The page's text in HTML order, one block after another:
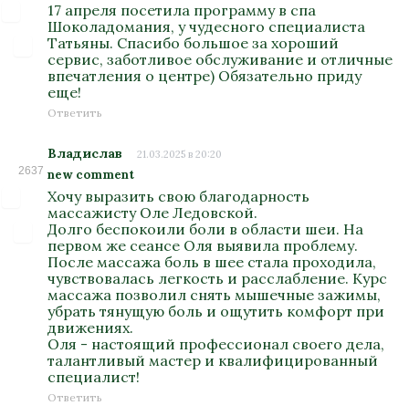
17 апреля посетила программу в спа
Шоколадомания, у чудесного специалиста
Татьяны. Спасибо большое за хороший
сервис, заботливое обслуживание и отличные
впечатления о центре) Обязательно приду
еще!
Ответить
2637
Владислав 21.03.2025 в 20:20
new comment
Хочу выразить свою благодарность
массажисту Оле Ледовской.
Долго беспокоили боли в области шеи. На
первом же сеансе Оля выявила проблему.
После массажа боль в шее стала проходила,
чувствовалась легкость и расслабление. Курс
массажа позволил снять мышечные зажимы,
убрать тянущую боль и ощутить комфорт при
движениях.
Оля - настоящий профессионал своего дела,
талантливый мастер и квалифицированный
специалист!
Ответить